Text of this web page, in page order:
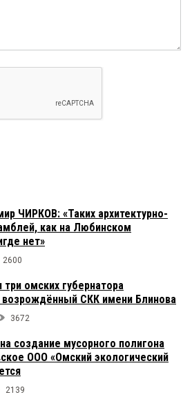
Омск на эти деньги мог
людской деградации, аморальности и
то первое место возьмет обычный
2019 в 13:29:
в школе шторы? Дворы это общее
дома. Сбрасывайтесь и
храмы не хотите, а от Бога ждёте
как чудесных даров как язычники
2019 в 12:39:
2019 в 11:41:
и церквей. деньги потратить
ЧИРКОВ: «Таких архитектурно-
как на Любинском
нет»
2600
омских губернатора
СКК имени Блинова
3672
создание мусорного полигона
ООО «Омский экологический
2139